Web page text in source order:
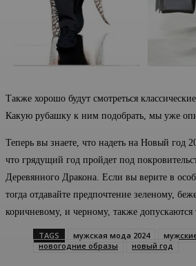
Также хорошо будут смотреться
Какую рубашку к ним подобрать, мы уже
Теперь вы знаете, что надеть на Новый год
что грядущий год пройдет под
Деревянного Дракона. Если вы верите в
тогда отдавайте предпочтение зеленому,
коричневому, и черному, также допускаются
TAGS мужская мода 2024
новогодние образы
новый год